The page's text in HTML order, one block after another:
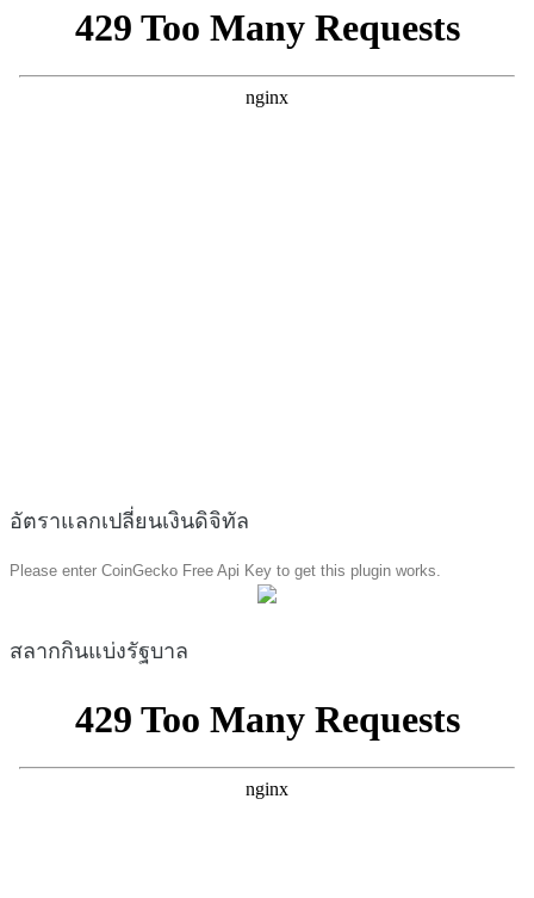
อัตราแลกเปลี่ยนเงินดิจิทัล
Please enter CoinGecko Free Api Key to get this plugin works.
สลากกินแบ่งรัฐบาล